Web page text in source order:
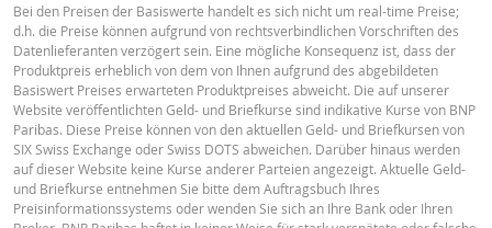
HALTEPERIODE
1 Tag 1 Woche 1 Jahr
Deutsch PDF
English PDF
Bei den Preisen der Basiswerte handelt es sich nicht um real-time Preise;
d.h. die Preise können aufgrund von rechtsverbindlichen Vorschriften des
Datenlieferanten verzögert sein. Eine mögliche Konsequenz ist, dass der
Produktpreis erheblich von dem von Ihnen aufgrund des abgebildeten
Basiswert Preises erwarteten Produktpreises abweicht. Die auf unserer
Website veröffentlichten Geld- und Briefkurse sind indikative Kurse von BNP
Paribas. Diese Preise können von den aktuellen Geld- und Briefkursen von
SIX Swiss Exchange oder Swiss DOTS abweichen. Darüber hinaus werden
auf dieser Website keine Kurse anderer Parteien angezeigt. Aktuelle Geld-
und Briefkurse entnehmen Sie bitte dem Auftragsbuch Ihres
Preisinformationssystems oder wenden Sie sich an Ihre Bank oder Ihren